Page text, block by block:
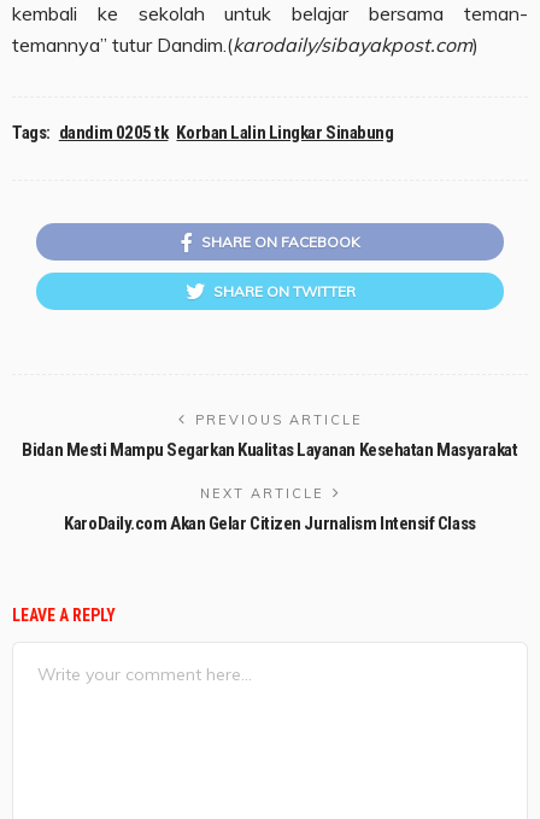
kembali ke sekolah untuk belajar bersama teman-
temannya” tutur Dandim.(karodaily/sibayakpost.com)
Tags: dandim 0205 tk Korban Lalin Lingkar Sinabung
SHARE ON FACEBOOK
SHARE ON TWITTER
PREVIOUS ARTICLE
Bidan Mesti Mampu Segarkan Kualitas Layanan Kesehatan Masyarakat
NEXT ARTICLE
KaroDaily.com Akan Gelar Citizen Jurnalism Intensif Class
LEAVE A REPLY